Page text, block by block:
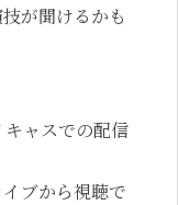
が聞けるかも
ャスでの配信
ブから視聴で